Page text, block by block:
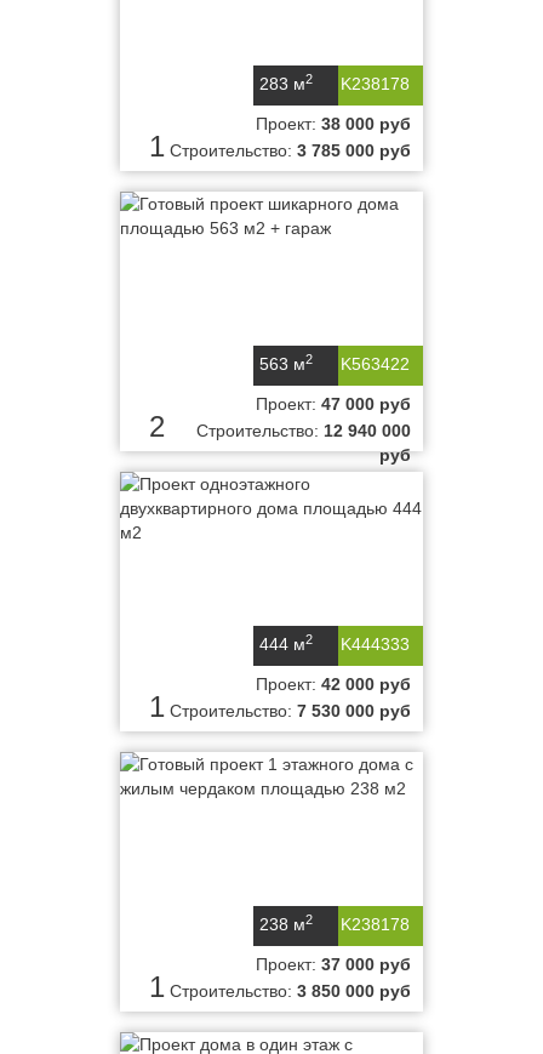
K238178
283 м2
1
Проект: 38 000 руб
Строительство: 3 785 000 руб
K563422
563 м2
2
Проект: 47 000 руб
Строительство: 12 940 000
руб
K444333
444 м2
1
Проект: 42 000 руб
Строительство: 7 530 000 руб
K238178
238 м2
1
Проект: 37 000 руб
Строительство: 3 850 000 руб